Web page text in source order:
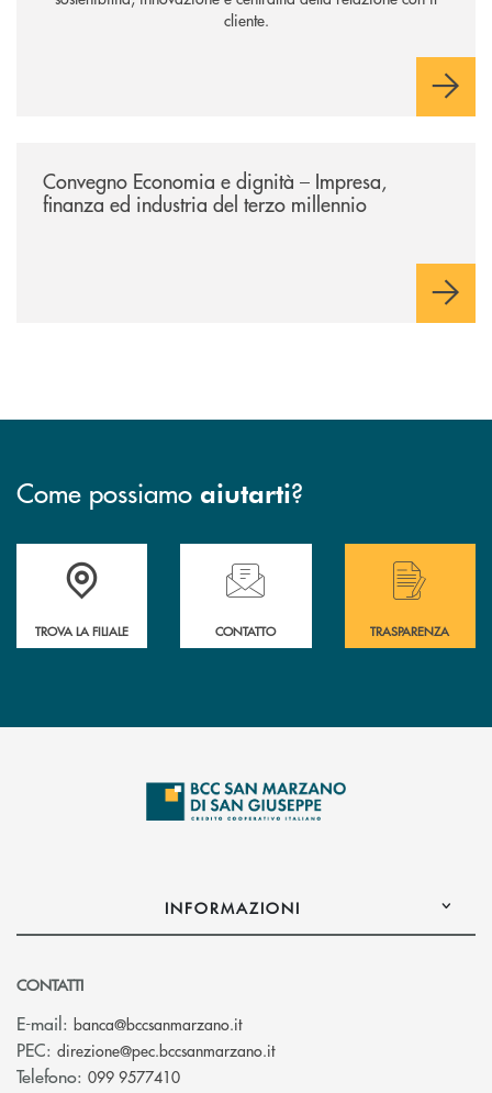
cliente.
Convegno Economia e dignità – Impresa,
finanza ed industria del terzo millennio
Come possiamo aiutarti?
Accedi all' elenco completo delle filiali di Bcc San Marzano.
TROVA LA FILIALE
Hai bisogno di assistenza immediata?
CONTATTO
Hai bisogno di
TRASPARENZA
INFORMAZIONI
CONTATTI
E-mail: banca@bccsanmarzano.it(si apre l’app di posta
PEC: direzione@pec.bccsanmarzano.it(si apre l’app di posta
Telefono: 099 9577410